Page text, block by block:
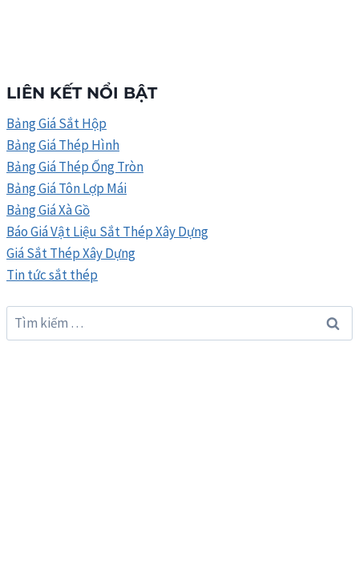
LIÊN KẾT NỔI BẬT
Bảng Giá Sắt Hộp
Bảng Giá Thép Hình
Bảng Giá Thép Ống Tròn
Bảng Giá Tôn Lợp Mái
Bảng Giá Xà Gồ
Báo Giá Vật Liệu Sắt Thép Xây Dựng
Giá Sắt Thép Xây Dựng
Tin tức sắt thép
Tìm
kiếm